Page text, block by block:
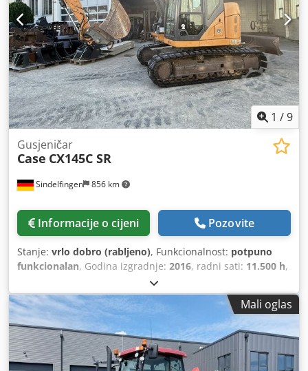
1 /9
Sindelfingen 856 km
Gusjeničar
Case CX145C SR
Informacije o cijeni Pozovite
Stanje: vrlo dobro (rabljeno), Funkcionalnost: potpuno
funkcionalan, Godina izgradnje: 2016, radni sati: 11.500 h,
Mali oglas